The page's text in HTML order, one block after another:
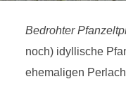
Bedrohter
noch) idyllische
ehemaligen